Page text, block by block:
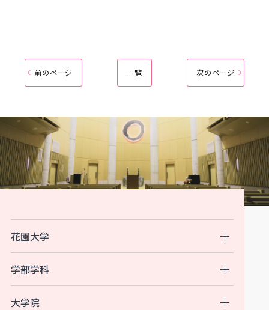
前のページ 一覧 次のページ
花園大学
学部学科
大学院